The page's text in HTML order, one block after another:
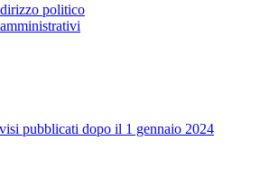
politico
pubblicati dopo il 1 gennaio 2024